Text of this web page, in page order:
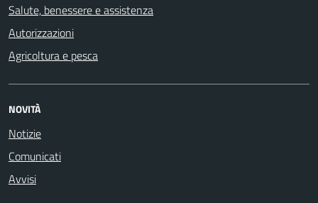
Salute, benessere e assistenza
Autorizzazioni
Agricoltura e pesca
NOVITÀ
Notizie
Comunicati
Avvisi